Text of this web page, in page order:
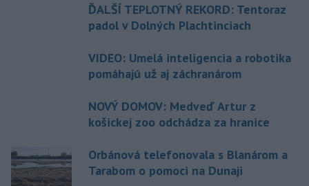
ĎALŠÍ TEPLOTNÝ REKORD: Tentoraz
padol v Dolných Plachtinciach
VIDEO: Umelá inteligencia a robotika
pomáhajú už aj záchranárom
NOVÝ DOMOV: Medveď Artur z
košickej zoo odchádza za hranice
Orbánová telefonovala s Blanárom a
Tarabom o pomoci na Dunaji